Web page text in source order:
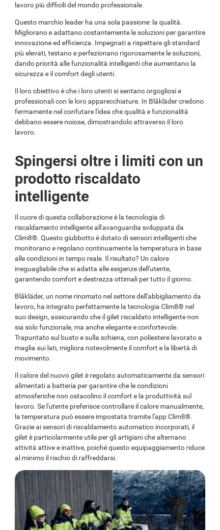
lavoro più difficili del mondo professionale.
Questo marchio leader ha una sola passione: la qualità.
Migliorano e adattano costantemente le soluzioni per garantire
innovazione ed efficienza. Impegnati a rispettare gli standard
più elevati, testano e perfezionano rigorosamente le soluzioni,
dando priorità alle funzionalità intelligenti che aumentano la
sicurezza e il comfort degli utenti.
Il loro obiettivo è che i loro utenti si sentano orgogliosi e
professionali con le loro apparecchiature. In Blåkläder credono
fermamente nel confutare l'idea che qualità e funzionalità
debbano essere noiose, dimostrandolo attraverso il loro
lavoro.
Spingersi oltre i limiti con un
prodotto riscaldato
intelligente
Il cuore di questa collaborazione è la tecnologia di
riscaldamento intelligente all'avanguardia sviluppata da
Clim8®. Questo giubbotto è dotato di sensori intelligenti che
monitorano e regolano continuamente la temperatura in base
alle condizioni in tempo reale. Il risultato? Un calore
ineguagliabile che si adatta alle esigenze dell'utente,
garantendo comfort e destrezza ottimali per tutto il giorno.
Blåkläder, un nome rinomato nel settore dell'abbigliamento da
lavoro, ha integrato perfettamente la tecnologia Clim8® nel
suo design, assicurando che il gilet riscaldato intelligente non
sia solo funzionale, ma anche elegante e confortevole.
Trapuntato sul busto e sulla schiena, con poliestere lavorato a
maglia sui lati, migliora notevolmente il comfort e la libertà di
movimento.
Il calore del nuovo gilet è regolato automaticamente da sensori
alimentati a batteria per garantire che le condizioni
atmosferiche non ostacolino il comfort e la produttività sul
lavoro. Se l'utente preferisce controllare il calore manualmente,
la temperatura può essere impostata tramite l'app Clim8®.
Grazie ai sensori di riscaldamento automatico incorporati, il
gilet è particolarmente utile per gli artigiani che alternano
attività attive e inattive, poiché questo equipaggiamento riduce
al minimo il rischio di raffreddarsi.